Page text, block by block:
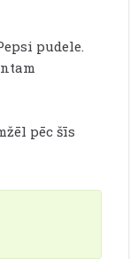
pudele.
pēc šīs